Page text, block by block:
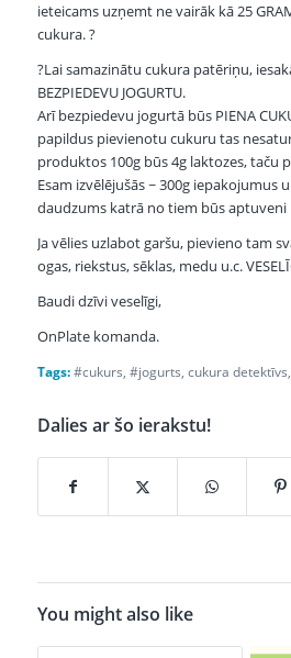
ieteicams uzņemt ne vairāk kā 25
cukura.?
?Lai samazinātu cukura patēriņu,
BEZPIEDEVU JOGURTU.
Arī bezpiedevu jogurtā būs PIENA
papildus pievienotu cukuru tas
produktos 100g būs 4g laktozes, taču
Esam izvēlējušās ~ 300g iepakojumus
daudzums katrā no tiem būs aptuveni
Ja vēlies uzlabot garšu, pievieno tam
ogas, riekstus, sēklas, medu u.c.
Baudi dzīvi veselīgi,
OnPlate komanda.
Tags: #cukurs, #jogurts, cukura detektīvs,
Dalies ar šo ierakstu!
You might also like